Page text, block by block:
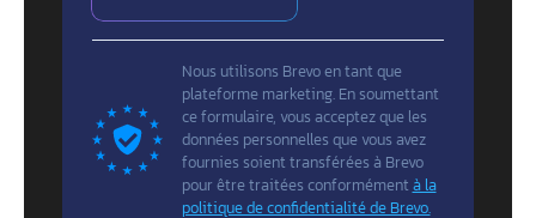
Nous utilisons Brevo en tant que
plateforme marketing. En soumettant
ce formulaire, vous acceptez que les
données personnelles que vous avez
fournies soient transférées à Brevo
pour être traitées conformément à la
politique de confidentialité de Brevo.